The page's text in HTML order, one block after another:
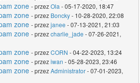
zone - przezOla - 05-17-2020, 18:47
zone - przez Boncky- 10-28-2020, 22:08
zone - przezjanee - 07-13-2021, 21:03
zone - przezcharlie_jade - 07-26-2021,
zone - przezCORN - 04-22-2023, 13:24
zone - przeziwan - 05-28-2023, 23:46
zone - przezAdministrator- 07-01-2023,